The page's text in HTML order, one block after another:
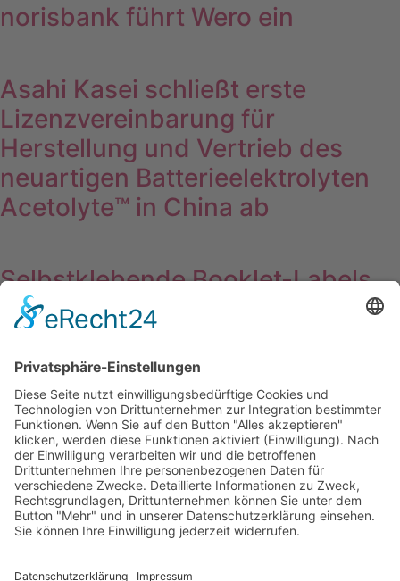
norisbank führt Wero ein
Asahi Kasei schließt erste
Lizenzvereinbarung für
Herstellung und Vertrieb des
neuartigen Batterieelektrolyten
Acetolyte™ in China ab
Selbstklebende Booklet-Labels
für Schmuck
Impressum
Datenschutz
Kooperation
Werbung
Presse- und Öffentlichkeitsarbeit
Aktuelles